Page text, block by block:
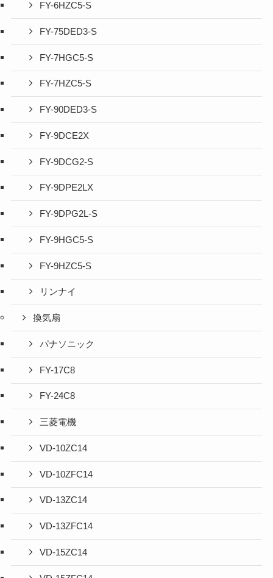
FY-6HZC5-S
FY-75DED3-S
FY-7HGC5-S
FY-7HZC5-S
FY-90DED3-S
FY-9DCE2X
FY-9DCG2-S
FY-9DPE2LX
FY-9DPG2L-S
FY-9HGC5-S
FY-9HZC5-S
リンナイ
換気扇
パナソニック
FY-17C8
FY-24C8
三菱電機
VD-10ZC14
VD-10ZFC14
VD-13ZC14
VD-13ZFC14
VD-15ZC14